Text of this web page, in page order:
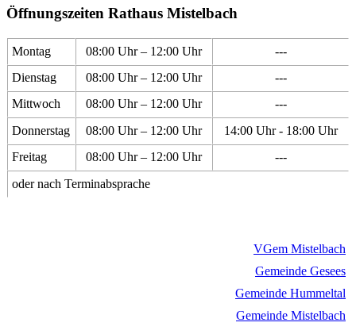
Öffnungszeiten Rathaus Mistelbach
Montag 08:00 Uhr – 12:00 Uhr
---
Dienstag
08:00 Uhr – 12:00 Uhr
---
Mittwoch
08:00 Uhr – 12:00 Uhr
---
Donnerstag
08:00 Uhr – 12:00 Uhr
14:00 Uhr - 18:00 Uhr
Freitag
08:00 Uhr – 12:00 Uhr
---
oder nach Terminabsprache
VGem Mistelbach
Gemeinde Gesees
Gemeinde Hummeltal
Gemeinde Mistelbach